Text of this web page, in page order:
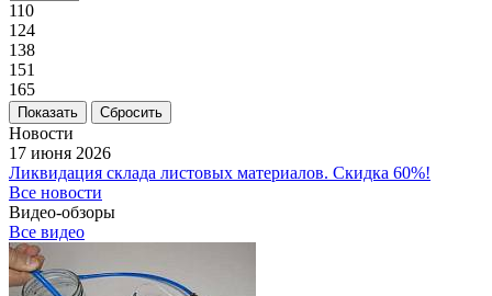
110
124
138
151
165
Сбросить
Новости
17 июня 2026
Ликвидация склада листовых материалов. Скидка 60%!
Все новости
Видео-обзоры
Все видео